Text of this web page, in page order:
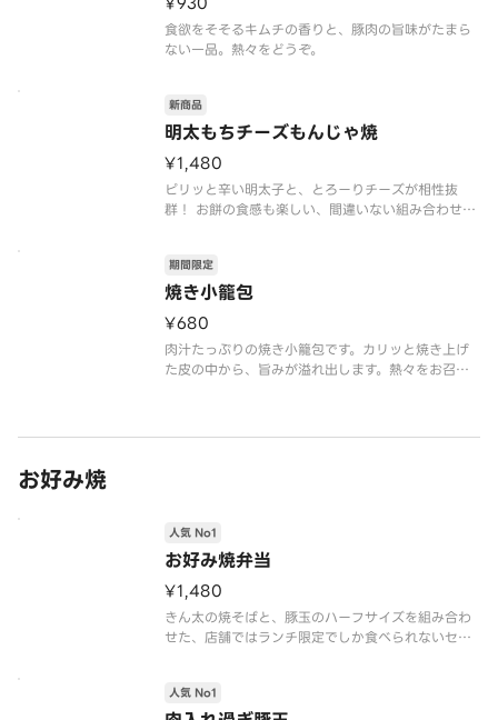
食欲をそそるキムチの香りと、豚肉の旨味がたまら
ない一品。熱々をどうぞ。
明太もちチーズもんじゃ焼
新商品
¥1,480
ピリッと辛い明太子と、とろーりチーズが相性抜
群！ お餅の食感も楽しい、間違いない組み合わせの
焼き小籠包
期間限定
¥680
肉汁たっぷりの焼き小籠包です。カリッと焼き上げ
た皮の中から、旨みが溢れ出します。熱々をお召し
お好み焼
お好み焼弁当
人気 No1
¥1,480
きん太の焼そばと、豚玉のハーフサイズを組み合わ
せた、店舗ではランチ限定でしか食べられないセッ
人気 No1